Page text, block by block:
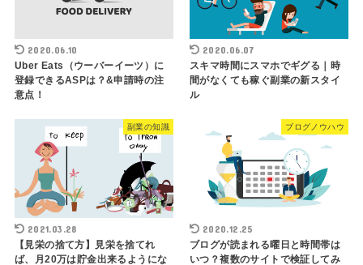
2020.06.10
Uber Eats（ウーバーイーツ）に
登録できるASPは？&申請時の注
意点！
2020.06.07
スキマ時間にスマホでギグる｜時
間がなくても稼ぐ副業の新スタイ
ル
副業の知識
2021.03.28
【見栄の捨て方】見栄を捨てれ
ば、月20万は貯金出来るようにな
ブログノウハウ
2020.12.25
ブログが読まれる曜日と時間帯は
いつ？複数のサイトで検証してみ